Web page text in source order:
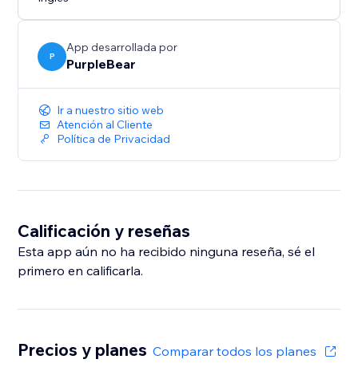
fácil que es mejorar la interacción y visibilidad de tu
P
App desarrollada por
PurpleBear
Ir a nuestro sitio web
Atención al Cliente
Política de Privacidad
Calificación y reseñas
Esta app aún no ha recibido ninguna reseña, sé el
primero en calificarla.
Precios y planes Comparar todos los planes